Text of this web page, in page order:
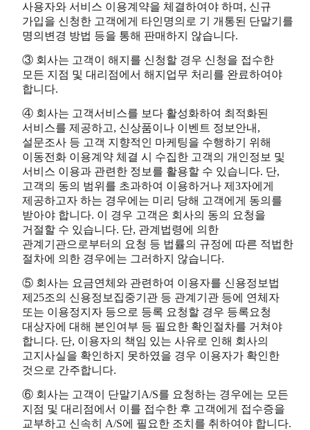
사용자와 서비스 이용계약을 체결하여야 하며, 신규
가입을 신청한 고객에게 타인명의로 기 개통된 단말기를
명의변경 방법 등을 통해 판매하지 않습니다.
③ 회사는 고객이 해지를 신청할 경우 신청을 접수한
모든 지점 및 대리점에서 해지업무 처리를 완료하여야
합니다.
④ 회사는 고객서비스를 보다 활성화하여 최적화된
서비스를 제공하고, 신상품이나 이벤트 정보안내,
설문조사 등 고객 지향적인 마케팅을 수행하기 위해
이동전화 이용계약 체결 시 수집한 고객의 개인정보 및
서비스 이용과 관련한 정보를 활용할 수 있습니다. 단,
고객의 동의 범위를 초과하여 이용하거나 제3자에게
제공하고자 하는 경우에는 미리 당해 고객에게 동의를
받아야 합니다. 이 경우 고객은 회사의 동의 요청을
거절할 수 있습니다. 단, 관계법령에 의한
관계기관으로부터의 요청 등 법률의 규정에 따른 적법한
절차에 의한 경우에는 그러하지 않습니다.
⑤ 회사는 요금연체와 관련하여 이용자를 신용정보법
제25조의 신용정보집중기관 등 관계기관 등에 연체자
또는 이용정지자 등으로 등록 요청할 경우 등록요청
대상자에 대해 본인여부 등 필요한 확인절차를 거쳐야
합니다. 단, 이용자의 책임 있는 사유로 인해 회사의
고지사실을 확인하지 못하였을 경우 이용자가 확인한
것으로 간주합니다.
⑥ 회사는 고객이 단말기A/S를 요청하는 경우에는 모든
지점 및 대리점에서 이를 접수한 후 고객에게 접수증을
교부하고 신속히 A/S에 필요한 조치를 취하여야 합니다.